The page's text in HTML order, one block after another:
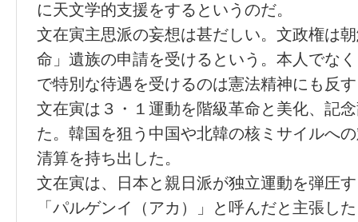
に天文学的支援をするというのだ。
文在寅主思派の妄想は甚だしい。文政権は
命」遺族の申請を受けるという。本人でな
で特別な待遇を受けるのは憲法精神にも反
文在寅は３・１運動を階級革命と美化、記
た。韓国を狙う中国や北韓の核ミサイルへ
清算を持ち出した。
文在寅は、日本と親日派が独立運動を弾圧
「パルゲンイ（アカ）」と呼んだと主張し